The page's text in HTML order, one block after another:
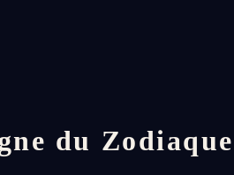
du Zodiaque